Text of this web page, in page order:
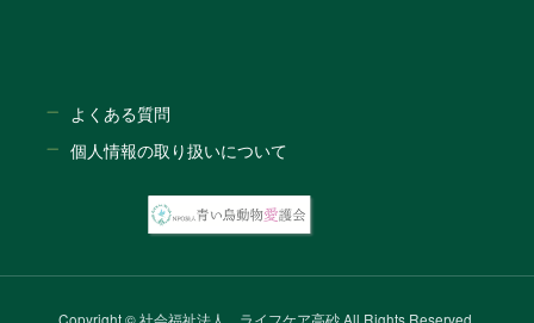
よくある質問
個人情報の取り扱いについて
Copyright © 社会福祉法人 ライフケア高砂 All Rights Reserved.